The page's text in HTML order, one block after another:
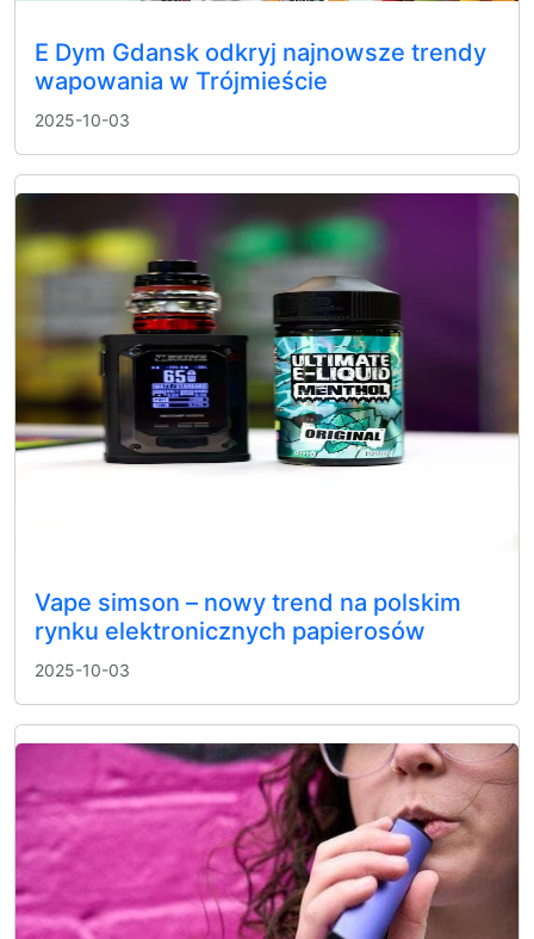
E Dym Gdansk odkryj najnowsze trendy
wapowania w Trójmieście
2025-10-03
Vape simson – nowy trend na polskim
rynku elektronicznych papierosów
2025-10-03